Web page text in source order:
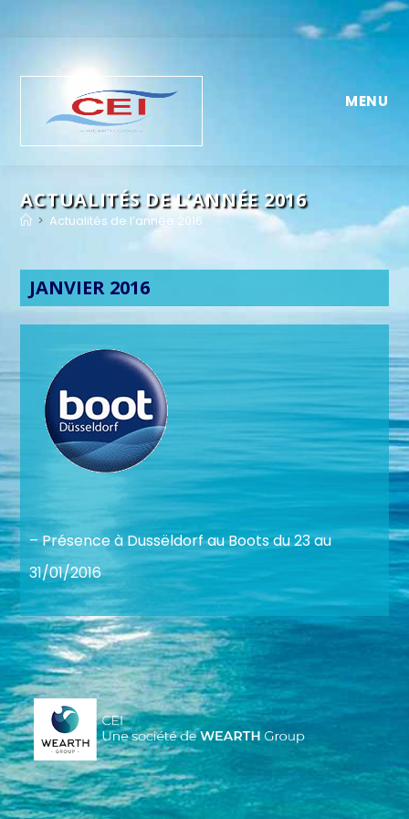
MENU
ACTUALITÉS DE L’ANNÉE 2016
> Actualités de l’année 2016
JANVIER 2016
– Présence à Dussëldorf au Boots du 23 au
31/01/2016